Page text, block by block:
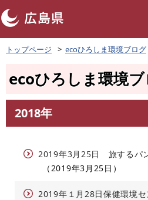
ペ
ー
頭
す
トップページ ecoひろしま環境ブログ
ecoひろしま環境
文
2018年
2019年3月25日 旅するパ
2019年3月25日
2019年１月28日保健環境